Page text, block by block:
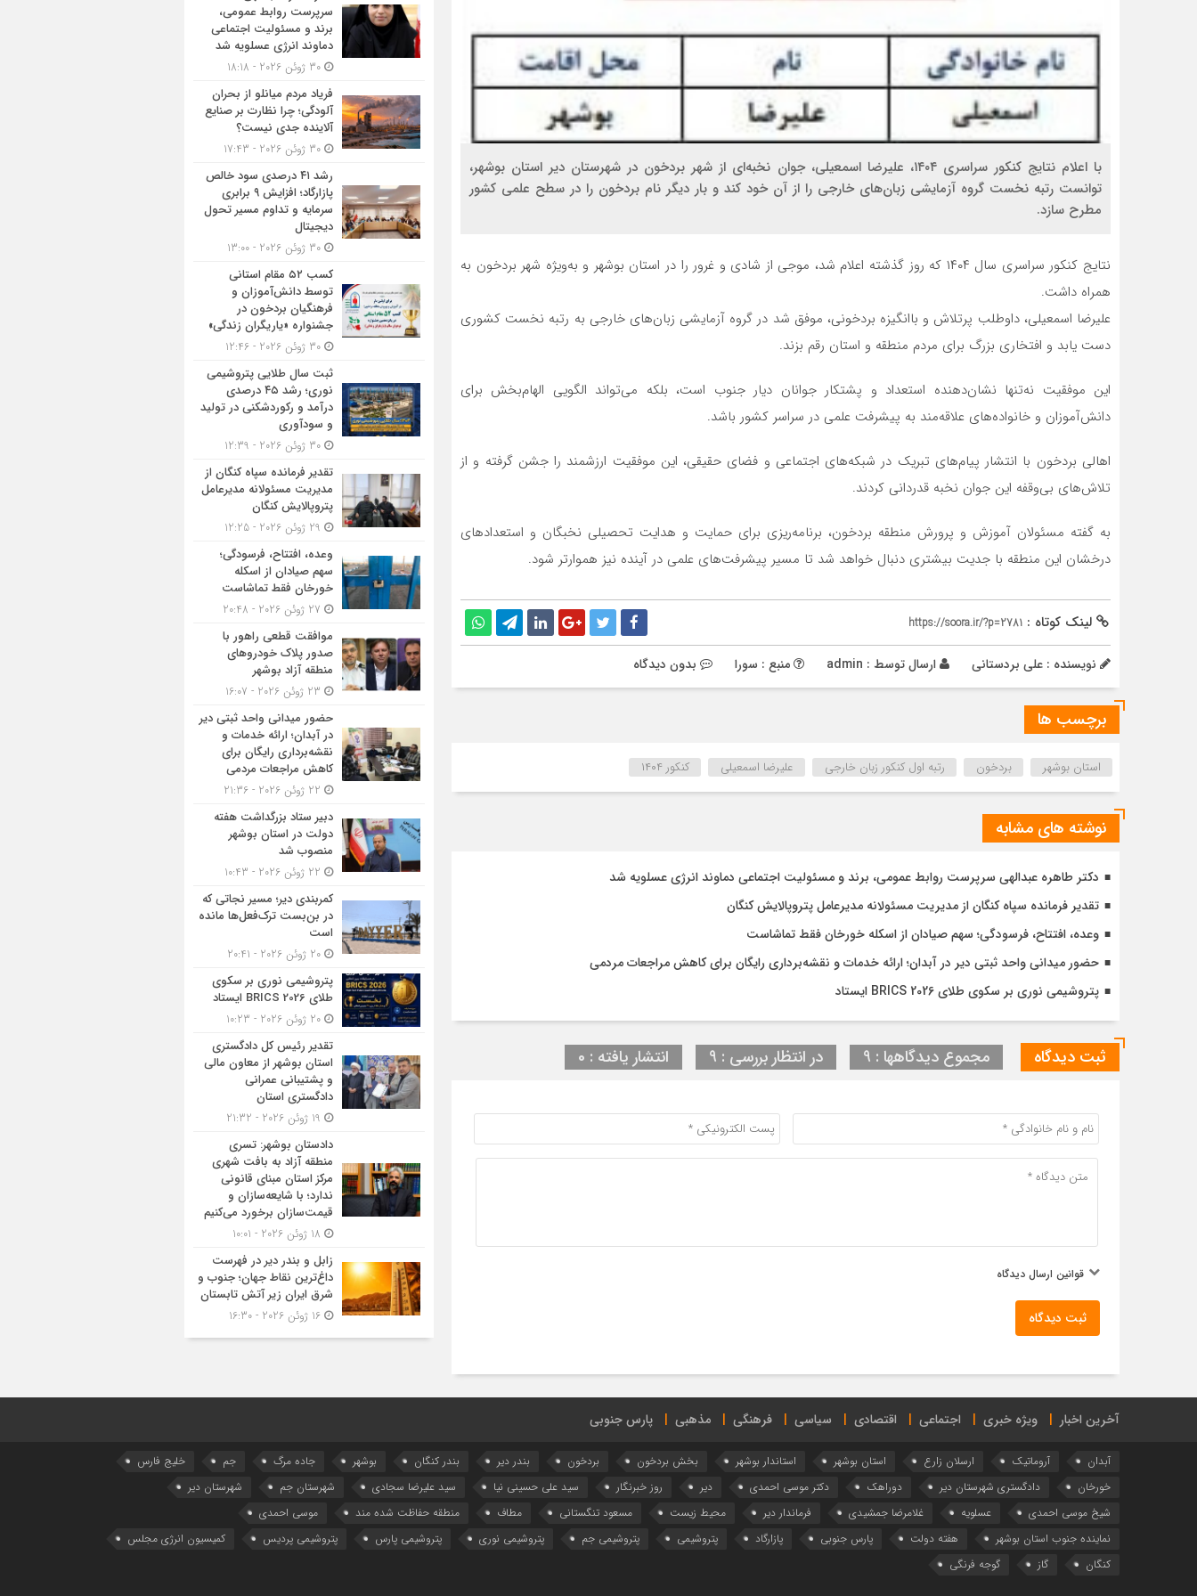
با اعلام نتایج کنکور سراسری ۱۴۰۴، علیرضا اسمعیلی، جوان نخبه‌ای از شهر بردخون در شهرستان دیر استان بوشهر،
توانست رتبه نخست گروه آزمایشی زبان‌های خارجی را از آن خود کند و بار دیگر نام بردخون را در سطح علمی کشور
مطرح سازد.
نتایج کنکور سراسری سال ۱۴۰۴ که روز گذشته اعلام شد، موجی از شادی و غرور را در استان بوشهر و به‌ویژه شهر بردخون به
همراه داشت.
علیرضا اسمعیلی، داوطلب پرتلاش و باانگیزه بردخونی، موفق شد در گروه آزمایشی زبان‌های خارجی به رتبه نخست کشوری
دست یابد و افتخاری بزرگ برای مردم منطقه و استان رقم بزند.
این موفقیت نه‌تنها نشان‌دهنده استعداد و پشتکار جوانان دیار جنوب است، بلکه می‌تواند الگویی الهام‌بخش برای
دانش‌آموزان و خانواده‌های علاقه‌مند به پیشرفت علمی در سراسر کشور باشد.
اهالی بردخون با انتشار پیام‌های تبریک در شبکه‌های اجتماعی و فضای حقیقی، این موفقیت ارزشمند را جشن گرفته و از
تلاش‌های بی‌وقفه این جوان نخبه قدردانی کردند.
به گفته مسئولان آموزش و پرورش منطقه بردخون، برنامه‌ریزی برای حمایت و هدایت تحصیلی نخبگان و استعدادهای
درخشان این منطقه با جدیت بیشتری دنبال خواهد شد تا مسیر پیشرفت‌های علمی در آینده نیز هموارتر شود.
لینک کوتاه : https://soora.ir/?p=2781
نویسنده : علی بردستانی ارسال توسط : admin منبع : سورا بدون دیدگاه
برچسب ها
استان بوشهر بردخون رتبه اول کنکور زبان خارجی علیرضا اسمعیلی کنکور ۱۴۰۴
نوشته های مشابه
دکتر طاهره عبدالهی سرپرست روابط عمومی، برند و مسئولیت اجتماعی دماوند انرژی عسلویه شد
تقدیر فرمانده سپاه کنگان از مدیریت مسئولانه مدیرعامل پتروپالایش کنگان
وعده، افتتاح، فرسودگی؛ سهم صیادان از اسکله خورخان فقط تماشاست
حضور میدانی واحد ثبتی دیر در آبدان؛ ارائه خدمات و نقشه‌برداری رایگان برای کاهش مراجعات مردمی
پتروشیمی نوری بر سکوی طلای BRICS 2026 ایستاد
ثبت دیدگاه مجموع دیدگاهها : 9 در انتظار بررسی : 9 انتشار یافته : 0
قوانین ارسال دیدگاه
ثبت دیدگاه
سرپرست روابط عمومی،
برند و مسئولیت اجتماعی
دماوند انرژی عسلویه شد
فریاد مردم میانلو از بحران
آلودگی؛ چرا نظارت بر صنایع
آلاینده جدی نیست؟
رشد ۴۱ درصدی سود خالص
پازارگاد؛ افزایش ۹ برابری
سرمایه و تداوم مسیر تحول
دیجیتال
کسب ۵۲ مقام استانی
توسط دانش‌آموزان و
فرهنگیان بردخون در
جشنواره «یاریگران زندگی»
ثبت سال طلایی پتروشیمی
نوری؛ رشد ۴۵ درصدی
درآمد و رکوردشکنی در تولید
و سودآوری
تقدیر فرمانده سپاه کنگان از
مدیریت مسئولانه مدیرعامل
پتروپالایش کنگان
وعده، افتتاح، فرسودگی؛
سهم صیادان از اسکله
خورخان فقط تماشاست
موافقت قطعی راهور با
صدور پلاک خودروهای
منطقه آزاد بوشهر
حضور میدانی واحد ثبتی دیر
در آبدان؛ ارائه خدمات و
نقشه‌برداری رایگان برای
کاهش مراجعات مردمی
دبیر ستاد بزرگداشت هفته
دولت در استان بوشهر
منصوب شد
کمربندی دیر؛ مسیر نجاتی که
در بن‌بست ترک‌فعل‌ها مانده
است
پتروشیمی نوری بر سکوی
طلای BRICS 2026 ایستاد
تقدیر رئیس کل دادگستری
استان بوشهر از معاون مالی
و پشتیبانی عمرانی
دادگستری استان
دادستان بوشهر: تسری
منطقه آزاد به بافت شهری
مرکز استان مبنای قانونی
ندارد؛ با شایعه‌سازان و
قیمت‌سازان برخورد می‌کنیم
زابل و بندر دیر در فهرست
داغ‌ترین نقاط جهان؛ جنوب و
شرق ایران زیر آتش تابستان
آخرین اخبار ویژه خبری اجتماعی اقتصادی سیاسی فرهنگی مذهبی پارس جنوبی
آبدان آروماتیک ارسلان زارع استان بوشهر استاندار بوشهر بخش بردخون بردخون بندر دیر بندر کنگان بوشهر جاده مرگ جم
خلیج فارس
خورخان
دادگستری شهرستان دیر دوراهک دکتر موسی احمدی دیر روز خبرنگار سید علی حسینی نیا سید علیرضا سجادی شهرستان جم
شهرستان دیر
شیخ موسی احمدی
عسلویه غلامرضا جمشیدی فرماندار دیر محیط زیست مسعود تنگستانی مطاف منطقه حفاظت شده مند
موسی احمدی
نماینده جنوب استان بوشهر
هفته دولت پارس جنوبی پازارگاد پتروشیمی پتروشیمی جم پتروشیمی نوری پتروشیمی پارس پتروشیمی پردیس
کمیسیون انرژی مجلس
کنگان
گاز گوجه فرنگی